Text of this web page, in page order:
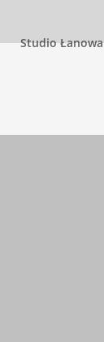
Studio Łanowa